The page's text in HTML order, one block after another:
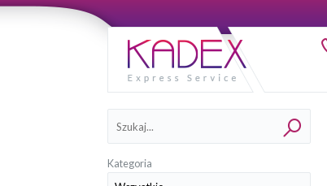
Kategoria
Kategorie